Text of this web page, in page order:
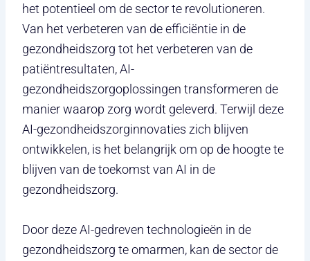
het potentieel om de sector te revolutioneren.
Van het verbeteren van de efficiëntie in de
gezondheidszorg tot het verbeteren van de
patiëntresultaten, AI-
gezondheidszorgoplossingen transformeren de
manier waarop zorg wordt geleverd. Terwijl deze
AI-gezondheidszorginnovaties zich blijven
ontwikkelen, is het belangrijk om op de hoogte te
blijven van de toekomst van AI in de
gezondheidszorg.
Door deze AI-gedreven technologieën in de
gezondheidszorg te omarmen, kan de sector de